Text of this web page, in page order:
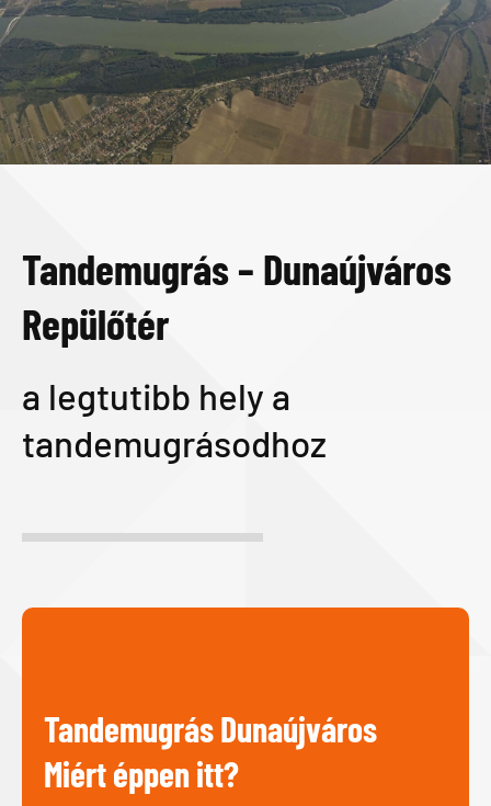
Tandemugrás – Dunaújváros
Repülőtér
a legtutibb hely a
tandemugrásodhoz
Tandemugrás Dunaújváros
Miért éppen itt?